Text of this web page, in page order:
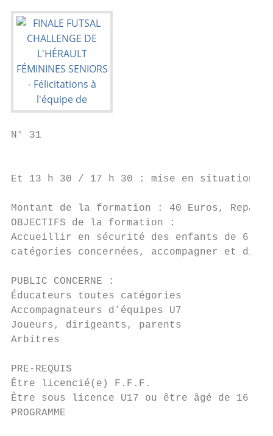
N° 31
Et 13 h 30 / 17 h 30 : mise en situation
Montant de la formation : 40 Euros, Repas
OBJECTIFS de la formation :
Accueillir en sécurité des enfants de 6 à 7
catégories concernées, accompagner et
PUBLIC CONCERNE :
Éducateurs toutes catégories
Accompagnateurs d’équipes U7
Joueurs, dirigeants, parents
Arbitres
PRE-REQUIS
Être licencié(e) F.F.F.
Être sous licence U17 ou être âgé de 16
PROGRAMME